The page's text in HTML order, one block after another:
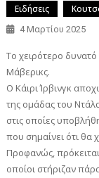
Ειδήσεις
4 Μαρτίου 2025
Το χειρότερο δυνατό
Μάβερικς.
Ο Κάιρι Ίρβινγκ
της ομάδας του
στις οποίες
που σημαίνει ότι θα
Προφανώς,
οποίοι στήριζαν